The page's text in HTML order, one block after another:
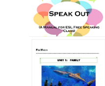
전하지만 문법문형수준
자기가 가지고 있는 단어
전준비 + 수업 + 복습 의
와 일지를 적는것을 유명
전체적으로 꾸준하게 공